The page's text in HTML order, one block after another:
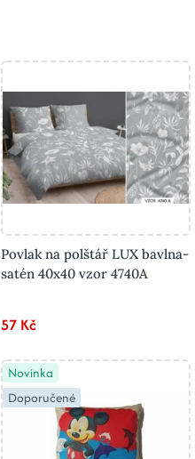
Povlak na polštář LUX bavlna-
satén 40x40 vzor 4740A
57 Kč
Novinka
Doporučené